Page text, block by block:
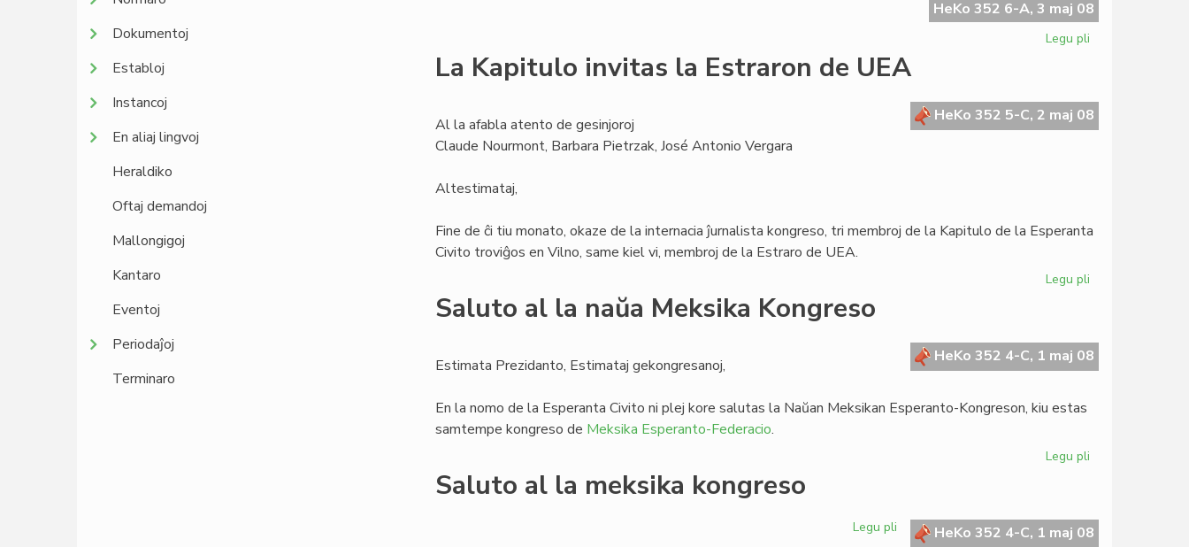
skribis
al
HeKo 352 6-A, 3 maj 08
Legu pli
ne
estus
La Kapitulo invitas la Estraron de UEA
HeKo 352 5-C, 2 maj 08
Al la afabla atento de gesinjoroj
Claude Nourmont, Barbara Pietrzak, José Antonio Vergara
Altestimataj,
Fine de ĉi tiu monato, okaze de la internacia ĵurnalista kongreso, tri membroj de la Kapitulo de la Esperanta
Civito troviĝos en Vilno, same kiel vi, membroj de la Estraro de UEA.
Legu pli
la
Estraron
Saluto al la naŭa Meksika Kongreso
HeKo 352 4-C, 1 maj 08
Estimata Prezidanto, Estimataj gekongresanoj,
En la nomo de la Esperanta Civito ni plej kore salutas la Naŭan Meksikan Esperanto-Kongreson, kiu estas
samtempe kongreso de Meksika Esperanto-Federacio.
Legu pli
naŭa
Saluto al la meksika kongreso
HeKo 352 4-C, 1 maj 08
Legu pli
Dokumentoj
Establoj
Instancoj
En aliaj lingvoj
Heraldiko
Oftaj demandoj
Mallongigoj
Kantaro
Eventoj
Periodaĵoj
Terminaro